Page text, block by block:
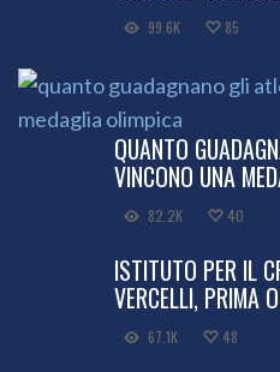
99.6K 85
QUANTO
VINCONO UNA
82.2K 40
ISTITUTO PER IL
VERCELLI, PRIMA
67.1K 48